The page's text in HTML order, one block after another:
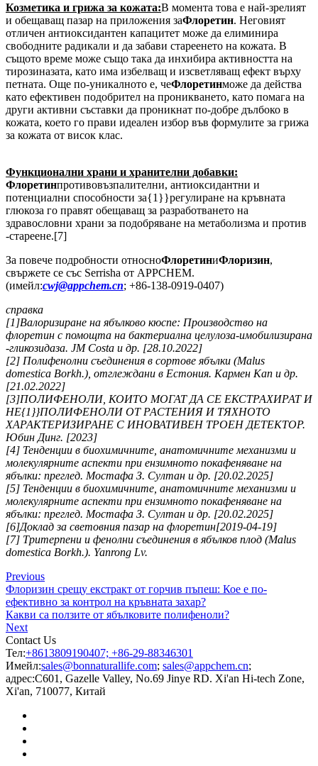
Козметика и грижа за кожата:В момента това е най-зрелият
и обещаващ пазар на приложения заФлоретин. Неговият
отличен антиоксидантен капацитет може да елиминира
свободните радикали и да забави стареенето на кожата. В
същото време може също така да инхибира активността на
тирозиназата, като има избелващ и изсветляващ ефект върху
петната. Още по-уникалното е, чеФлоретинможе да действа
като ефективен подобрител на проникването, като помага на
други активни съставки да проникнат по-добре дълбоко в
кожата, което го прави идеален избор във формулите за грижа
за кожата от висок клас.
Функционални храни и хранителни добавки:
Флоретинпротивовъзпалителни, антиоксидантни и
потенциални способности за{1}}регулиране на кръвната
глюкоза го правят обещаващ за разработването на
здравословни храни за подобряване на метаболизма и против
-стареене.[7]
За повече подробности относноФлоретиниФлоризин,
свържете се със Serrisha от APPCHEM.
(имейл:cwj@appchem.cn; +86-138-0919-0407)
справка
[1]Валоризиране на ябълково кюспе: Производство на
флоретин с помощта на бактериална целулоза-имобилизирана
-гликозидаза. JM Costa и др. [28.10.2022]
[2] Полифенолни съединения в сортове ябълки (Malus
domestica Borkh.), отглеждани в Естония. Кармен Кап и др.
[21.02.2022]
[3]ПОЛИФЕНОЛИ, КОИТО МОГАТ ДА СЕ ЕКСТРАХИРАТ И
НЕ{1}}ПОЛИФЕНОЛИ ОТ РАСТЕНИЯ И ТЯХНОТО
ХАРАКТЕРИЗИРАНЕ С ИНОВАТИВЕН ТРОЕН ДЕТЕКТОР.
Юбин Динг. [2023]
[4] Тенденции в биохимичните, анатомичните механизми и
молекулярните аспекти при ензимното покафеняване на
ябълки: преглед. Мостафа З. Султан и др. [20.02.2025]
[5] Тенденции в биохимичните, анатомичните механизми и
молекулярните аспекти при ензимното покафеняване на
ябълки: преглед. Мостафа З. Султан и др. [20.02.2025]
[6]Доклад за световния пазар на флоретин[2019-04-19]
[7] Тритерпени и фенолни съединения в ябълков плод (Malus
domestica Borkh.). Yanrong Lv.
Previous
Флоризин срещу екстракт от горчив пъпеш: Кое е по-
ефективно за контрол на кръвната захар?
Какви са ползите от ябълковите полифеноли?
Next
Contact Us
Тел:+8613809190407; +86-29-88346301
Имейл:sales@bonnaturallife.com; sales@appchem.cn;
адрес:C601, Gazelle Valley, No.69 Jinye RD. Xi'an Hi-tech Zone,
Xi'an, 710077, Китай